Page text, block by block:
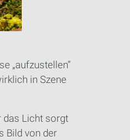
„aufzustellen“
in Szene
das Licht sorgt
Bild von der